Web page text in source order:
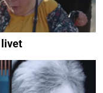
livet